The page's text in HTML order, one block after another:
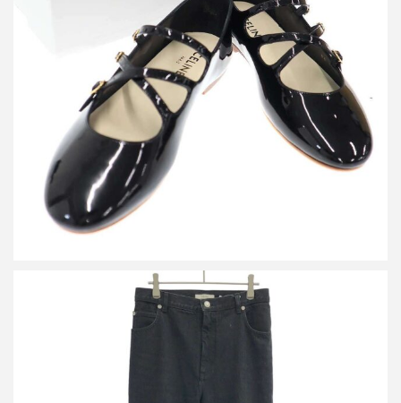
セリーヌ クリスクロス ベビーズバレリーナ フラットシューズ
詳しく見る